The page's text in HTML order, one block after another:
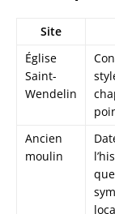
Site
Église
Saint-
Wendelin
Ancien
moulin